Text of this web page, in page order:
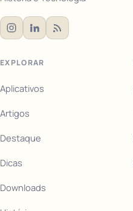
EXPLORAR
Aplicativos
Artigos
Destaque
Dicas
Downloads